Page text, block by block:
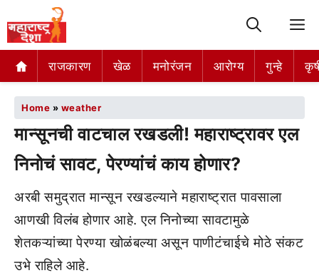
राजकारण खेळ मनोरंजन आरोग्य गुन्हे
Home » weather
मान्सूनची वाटचाल रखडली! महाराष्ट्रावर एल
निनोचं सावट, पेरण्यांचं काय होणार?
अरबी समुद्रात मान्सून रखडल्याने महाराष्ट्रात पावसाला
आणखी विलंब होणार आहे. एल निनोच्या सावटामुळे
शेतकऱ्यांच्या पेरण्या खोळंबल्या असून पाणीटंचाईचे मोठे संकट
उभे राहिले आहे.